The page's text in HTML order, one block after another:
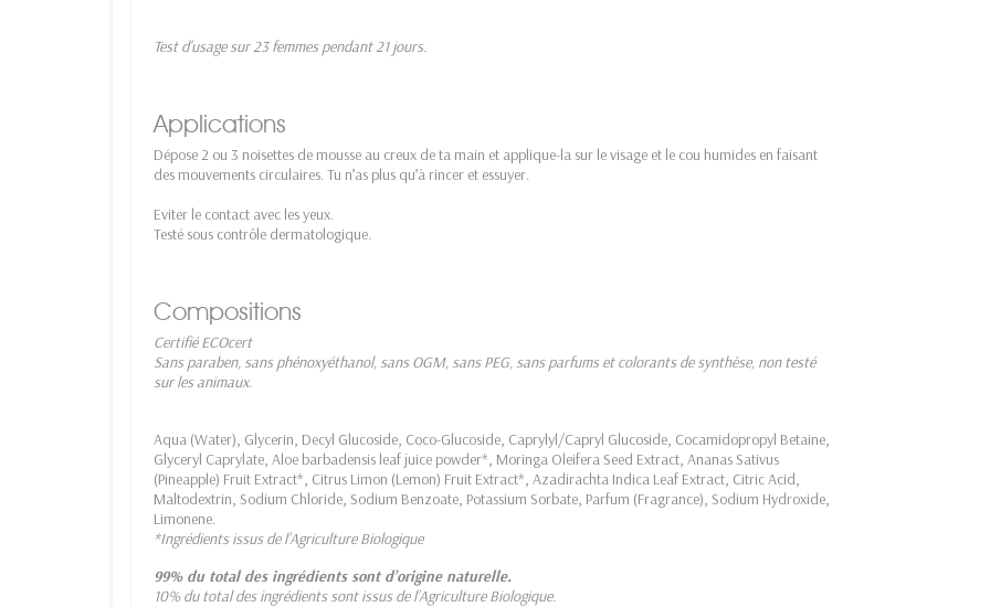
Test d'usage sur 23 femmes pendant 21 jours.
Applications
Dépose 2 ou 3 noisettes de mousse au creux de ta main et applique-la sur le visage et le cou humides en faisant
des mouvements circulaires. Tu n’as plus qu’à rincer et essuyer.
Eviter le contact avec les yeux.
Testé sous contrôle dermatologique.
Compositions
Certifié ECOcert
Sans paraben, sans phénoxyéthanol, sans OGM, sans PEG, sans parfums et colorants de synthèse, non testé
sur les animaux.
Aqua (Water), Glycerin, Decyl Glucoside, Coco-Glucoside, Caprylyl/Capryl Glucoside, Cocamidopropyl Betaine,
Glyceryl Caprylate, Aloe barbadensis leaf juice powder*, Moringa Oleifera Seed Extract, Ananas Sativus
(Pineapple) Fruit Extract*, Citrus Limon (Lemon) Fruit Extract*, Azadirachta Indica Leaf Extract, Citric Acid,
Maltodextrin, Sodium Chloride, Sodium Benzoate, Potassium Sorbate, Parfum (Fragrance), Sodium Hydroxide,
Limonene.
*Ingrédients issus de l’Agriculture Biologique
99% du total des ingrédients sont d’origine naturelle.
10% du total des ingrédients sont issus de l’Agriculture Biologique.